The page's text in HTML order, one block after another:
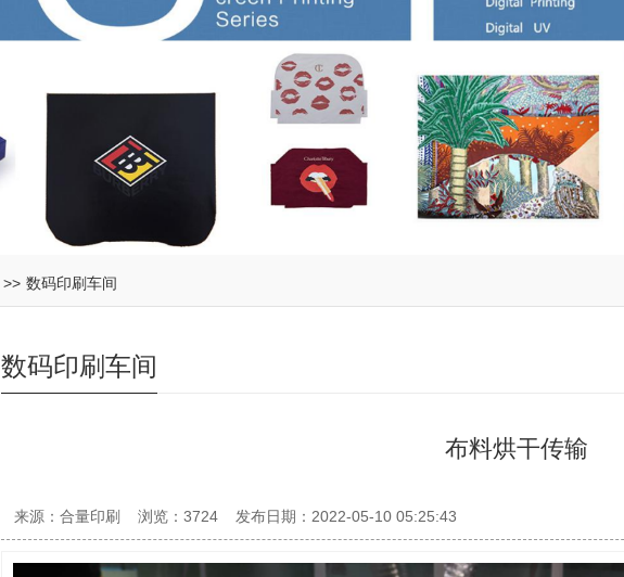
>> 数码印刷车间
数码印刷车间
布料烘干传输
来源：合量印刷 浏览：3724 发布日期：2022-05-10 05:25:43